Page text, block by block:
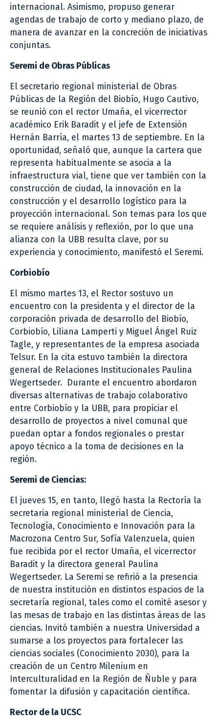
internacional. Asimismo, propuso generar
agendas de trabajo de corto y mediano plazo, de
manera de avanzar en la concreción de iniciativas
conjuntas.
Seremi de Obras Públicas
El secretario regional ministerial de Obras
Públicas de la Región del Biobío, Hugo Cautivo,
se reunió con el rector Umaña, el vicerrector
académico Erik Baradit y el jefe de Extensión
Hernán Barría, el martes 13 de septiembre. En la
oportunidad, señaló que, aunque la cartera que
representa habitualmente se asocia a la
infraestructura vial, tiene que ver también con la
construcción de ciudad, la innovación en la
construcción y el desarrollo logístico para la
proyección internacional. Son temas para los que
se requiere análisis y reflexión, por lo que una
alianza con la UBB resulta clave, por su
experiencia y conocimiento, manifestó el Seremi.
Corbiobío
El mismo martes 13, el Rector sostuvo un
encuentro con la presidenta y el director de la
corporación privada de desarrollo del Biobío,
Corbiobío, Liliana Lamperti y Miguel Ángel Ruiz
Tagle, y representantes de la empresa asociada
Telsur. En la cita estuvo también la directora
general de Relaciones Institucionales Paulina
Wegertseder. Durante el encuentro abordaron
diversas alternativas de trabajo colaborativo
entre Corbiobío y la UBB, para propiciar el
desarrollo de proyectos a nivel comunal que
puedan optar a fondos regionales o prestar
apoyo técnico a la toma de decisiones en la
región.
Seremi de Ciencias:
El jueves 15, en tanto, llegó hasta la Rectoría la
secretaria regional ministerial de Ciencia,
Tecnología, Conocimiento e Innovación para la
Macrozona Centro Sur, Sofía Valenzuela, quien
fue recibida por el rector Umaña, el vicerrector
Baradit y la directora general Paulina
Wegertseder. La Seremi se refirió a la presencia
de nuestra institución en distintos espacios de la
secretaría regional, tales como el comité asesor y
las mesas de trabajo en las distintas áreas de las
ciencias. Invitó también a nuestra Universidad a
sumarse a los proyectos para fortalecer las
ciencias sociales (Conocimiento 2030), para la
creación de un Centro Milenium en
Interculturalidad en la Región de Ñuble y para
fomentar la difusión y capacitación científica.
Rector de la UCSC